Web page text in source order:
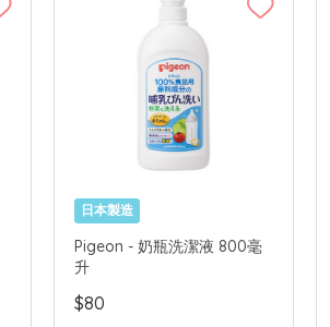
日本製造
Pigeon - 奶瓶洗潔液 800毫
升
$80